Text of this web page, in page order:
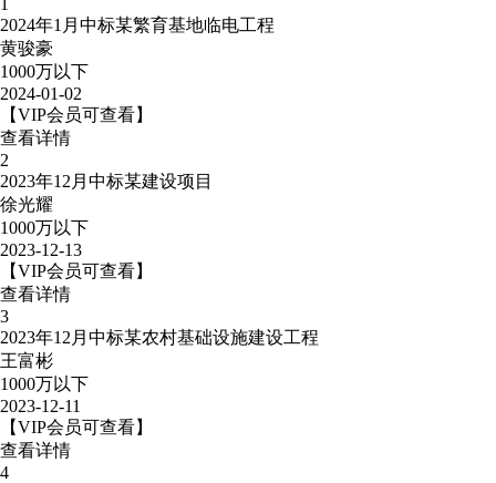
1
2024年1月中标某繁育基地临电工程
黄骏豪
1000万以下
2024-01-02
【VIP会员可查看】
查看详情
2
2023年12月中标某建设项目
徐光耀
1000万以下
2023-12-13
【VIP会员可查看】
查看详情
3
2023年12月中标某农村基础设施建设工程
王富彬
1000万以下
2023-12-11
【VIP会员可查看】
查看详情
4